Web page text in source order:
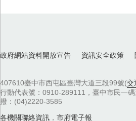
政府網站資料開放宣告 資訊安全政策
407610臺中市西屯區臺灣大道三段99號(交
行動代表號：0910-289111，臺中市民一
撥：(04)2220-3585
各機關聯絡資訊 ， 市府電子報